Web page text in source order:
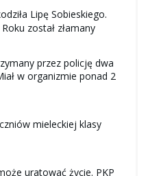
Lipę Sobieskiego.
został złamany
przez policję dwa
w organizmie ponad 2
mieleckiej klasy
uratować życie. PKP